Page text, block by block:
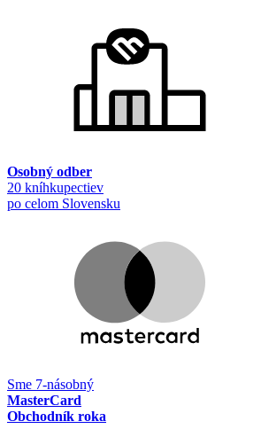
Osobný odber
20 kníhkupectiev
po celom Slovensku
Sme 7-násobný
MasterCard
Obchodník roka